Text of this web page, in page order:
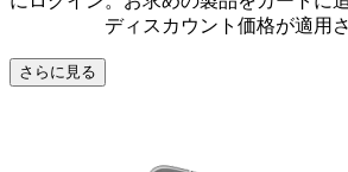
ディスカウント価格が適用
さらに見る